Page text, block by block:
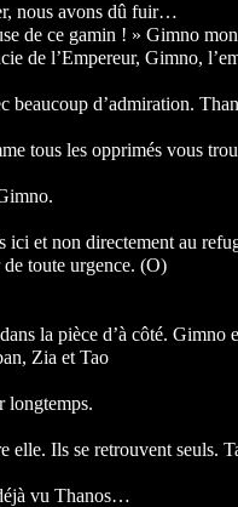
nous avons dû fuir…
de ce gamin ! » Gimno
de l’Empereur, Gimno,
beaucoup d’admiration.
tous les opprimés vous
ici et non directement au
toute urgence. (O)
la pièce d’à côté.
Zia et Tao
longtemps.
elle. Ils se retrouvent seuls.
vu Thanos…